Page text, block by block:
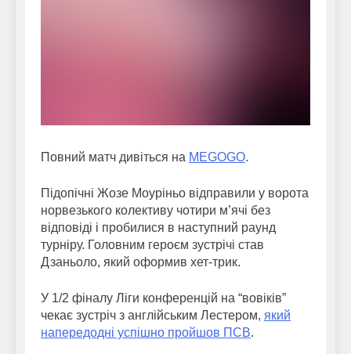
Повний матч дивіться на MEGOGO.
Підопічні Жозе Моуріньо відправили у ворота
норвезького колективу чотири м’ячі без
відповіді і пробилися в наступний раунд
турніру. Головним героєм зустрічі став
Дзаньоло, який оформив хет-трик.
У 1/2 фіналу Ліги конференцій на “вовіків”
чекає зустріч з англійським Лестером, який
напередодні успішно пройшов ПСВ.